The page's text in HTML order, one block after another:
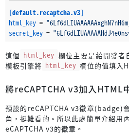
[default.recaptcha.v3]
html_key =
secret_key =
這個 html_key 欄位主要是給開發者
模板引擎將 html_key 欄位的值填入
將reCAPTCHA v3加入HTML
預設的reCAPTCHA v3徽章(badge)
角，挺難看的。所以此處簡單介紹
eCAPTCHA v3的徽章。